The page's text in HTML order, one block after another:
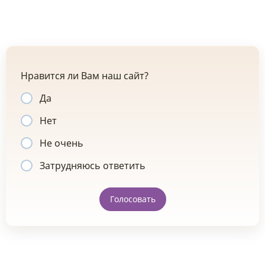
Нравится ли Вам наш сайт?
Да
Нет
Не очень
Затрудняюсь ответить
Голосовать